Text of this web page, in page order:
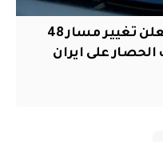
القيادة المركزية الامريكية تعلن تغيير مسار 48
على ايران